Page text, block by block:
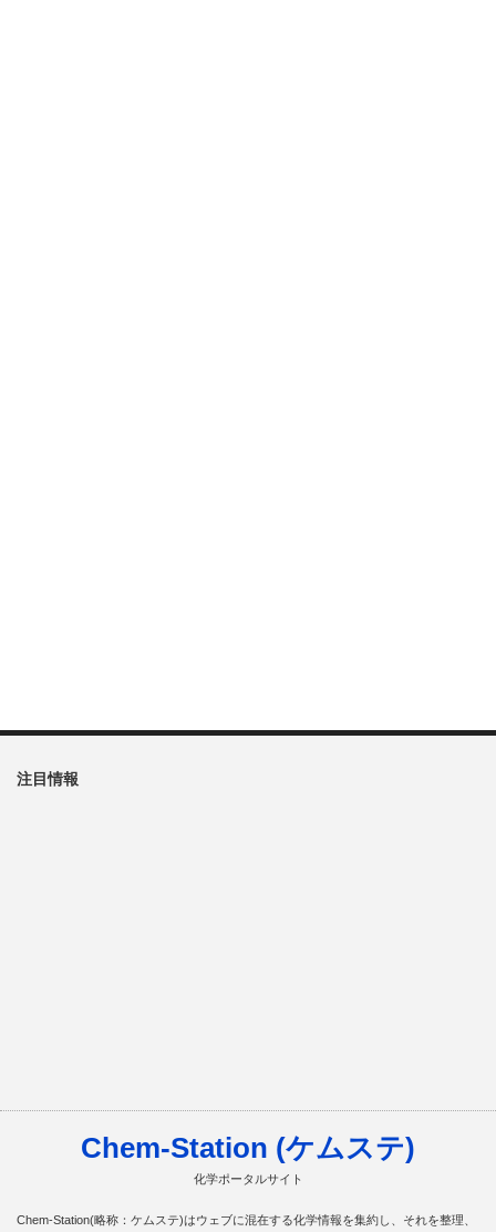
注目情報
Chem-Station (ケムステ)
化学ポータルサイト
Chem-Station(略称：ケムステ)はウェブに混在する化学情報を集約し、それを整理、